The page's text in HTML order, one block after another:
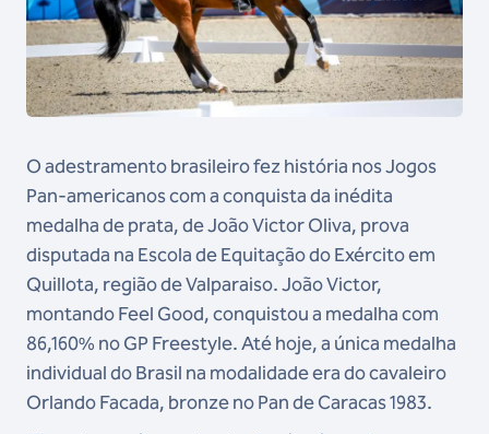
O adestramento brasileiro fez história nos Jogos
Pan-americanos com a conquista da inédita
medalha de prata, de João Victor Oliva, prova
disputada na Escola de Equitação do Exército em
Quillota, região de Valparaiso. João Victor,
montando Feel Good, conquistou a medalha com
86,160% no GP Freestyle. Até hoje, a única medalha
individual do Brasil na modalidade era do cavaleiro
Orlando Facada, bronze no Pan de Caracas 1983.